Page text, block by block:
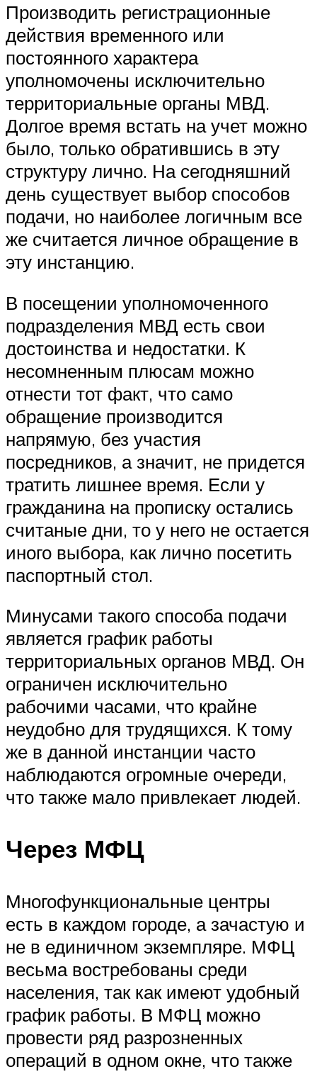
Производить регистрационные
действия временного или
постоянного характера
уполномочены исключительно
территориальные органы МВД.
Долгое время встать на учет можно
было, только обратившись в эту
структуру лично. На сегодняшний
день существует выбор способов
подачи, но наиболее логичным все
же считается личное обращение в
эту инстанцию.
В посещении уполномоченного
подразделения МВД есть свои
достоинства и недостатки. К
несомненным плюсам можно
отнести тот факт, что само
обращение производится
напрямую, без участия
посредников, а значит, не придется
тратить лишнее время. Если у
гражданина на прописку остались
считаные дни, то у него не остается
иного выбора, как лично посетить
паспортный стол.
Минусами такого способа подачи
является график работы
территориальных органов МВД. Он
ограничен исключительно
рабочими часами, что крайне
неудобно для трудящихся. К тому
же в данной инстанции часто
наблюдаются огромные очереди,
что также мало привлекает людей.
Через МФЦ
Многофункциональные центры
есть в каждом городе, а зачастую и
не в единичном экземпляре. МФЦ
весьма востребованы среди
населения, так как имеют удобный
график работы. В МФЦ можно
провести ряд разрозненных
операций в одном окне, что также